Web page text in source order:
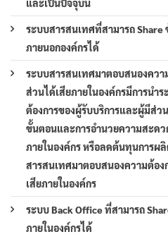
และเป็นปัจจุบัน
ระบบสารสนเทศที่สามารถ
ภายนอกองค์กรได้
ระบบสารสนเทศมาตอบสนองคว
ส่วนได้เสียภายในองค์กรมีการนำ
ต้องการของผู้รับบริการและผู้มีส่ว
ขั้นตอนและการอำนวยความสะด
ภายในองค์กร หรือลดต้นทุนการผ
สารสนเทศมาตอบสนองความต้อ
เสียภายในองค์กร
ระบบ Back Office ที่สามารถ
ภายในองค์กรได้